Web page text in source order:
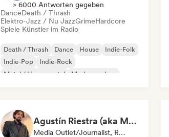
> 6000 Antworten gegeben
DanceDeath / Thrash
Elektro-Jazz / Nu JazzGrimeHardcore
Spiele Künstler im Radio
Death / Thrash Dance House
Indie-Folk
Indie-Pop
Indie-Rock
Metal / Heavy metal
Moderner Jazz
Agustín Riestra (aka Música del Ático)
Media Outlet/Journalist, Radiosender